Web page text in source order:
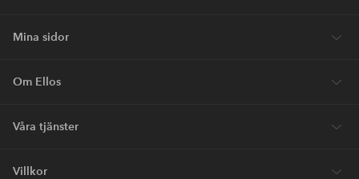
Mina sidor
Om Ellos
Våra tjänster
Villkor